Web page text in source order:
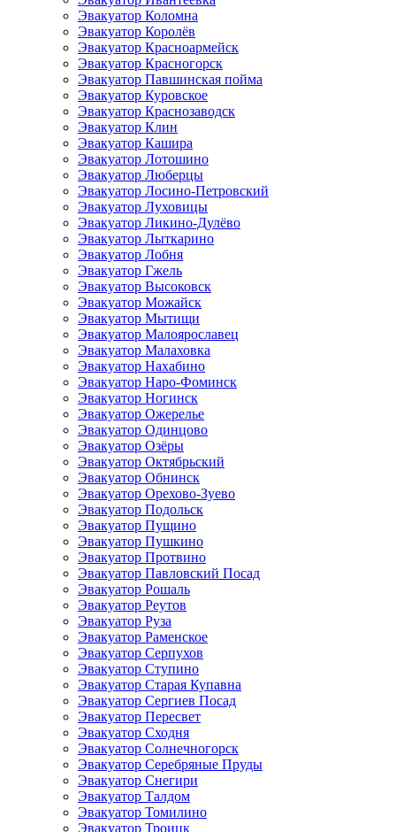
Эвакуатор Коломна
Эвакуатор Королёв
Эвакуатор Красноармейск
Эвакуатор Красногорск
Эвакуатор Павшинская пойма
Эвакуатор Куровское
Эвакуатор Краснозаводск
Эвакуатор Клин
Эвакуатор Кашира
Эвакуатор Лотошино
Эвакуатор Люберцы
Эвакуатор Лосино-Петровский
Эвакуатор Луховицы
Эвакуатор Ликино-Дулёво
Эвакуатор Лыткарино
Эвакуатор Лобня
Эвакуатор Гжель
Эвакуатор Высоковск
Эвакуатор Можайск
Эвакуатор Мытищи
Эвакуатор Малоярославец
Эвакуатор Малаховка
Эвакуатор Нахабино
Эвакуатор Наро-Фоминск
Эвакуатор Ногинск
Эвакуатор Ожерелье
Эвакуатор Одинцово
Эвакуатор Озёры
Эвакуатор Октябрьский
Эвакуатор Обнинск
Эвакуатор Орехово-Зуево
Эвакуатор Подольск
Эвакуатор Пущино
Эвакуатор Пушкино
Эвакуатор Протвино
Эвакуатор Павловский Посад
Эвакуатор Рошаль
Эвакуатор Реутов
Эвакуатор Руза
Эвакуатор Раменское
Эвакуатор Серпухов
Эвакуатор Ступино
Эвакуатор Старая Купавна
Эвакуатор Сергиев Посад
Эвакуатор Пересвет
Эвакуатор Сходня
Эвакуатор Солнечногорск
Эвакуатор Серебряные Пруды
Эвакуатор Снегири
Эвакуатор Талдом
Эвакуатор Томилино
Эвакуатор Троицк